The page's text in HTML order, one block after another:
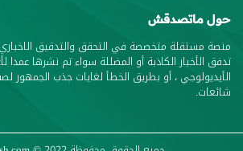
حول ماتصدقش
منصة مستقلة متخصصة في التحقق والتدقيق
تدفق الأخبار الكاذبة أو المضللة سواء تم نشرها عمدا
الأيديولوجي ، أو بطريق الخطأ لغايات جذب الجمهور
شائعات.